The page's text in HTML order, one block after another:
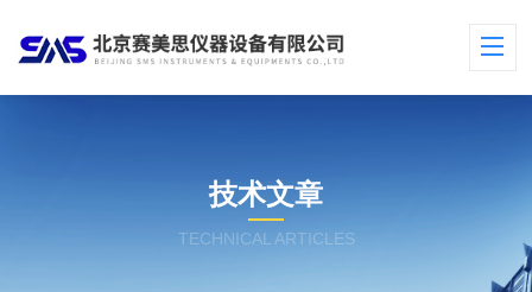
技术文章
TECHNICAL ARTICLES